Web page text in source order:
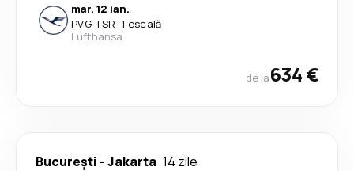
mar. 12 ian.
PVG-TSR· 1 escală
Lufthansa
de la634 €
București -Jakarta 14 zile